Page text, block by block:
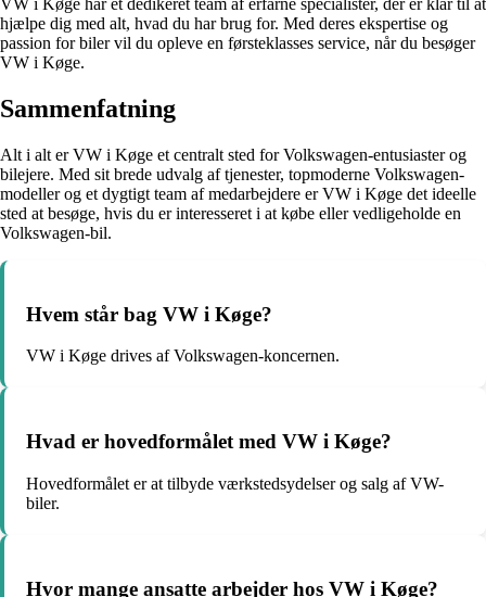
VW i Køge har et dedikeret team af erfarne specialister, der er klar til at
hjælpe dig med alt, hvad du har brug for. Med deres ekspertise og
passion for biler vil du opleve en førsteklasses service, når du besøger
VW i Køge.
Sammenfatning
Alt i alt er VW i Køge et centralt sted for Volkswagen-entusiaster og
bilejere. Med sit brede udvalg af tjenester, topmoderne Volkswagen-
modeller og et dygtigt team af medarbejdere er VW i Køge det ideelle
sted at besøge, hvis du er interesseret i at købe eller vedligeholde en
Volkswagen-bil.
Hvem står bag VW i Køge?
VW i Køge drives af Volkswagen-koncernen.
Hvad er hovedformålet med VW i Køge?
Hovedformålet er at tilbyde værkstedsydelser og salg af VW-
biler.
Hvor mange ansatte arbejder hos VW i Køge?